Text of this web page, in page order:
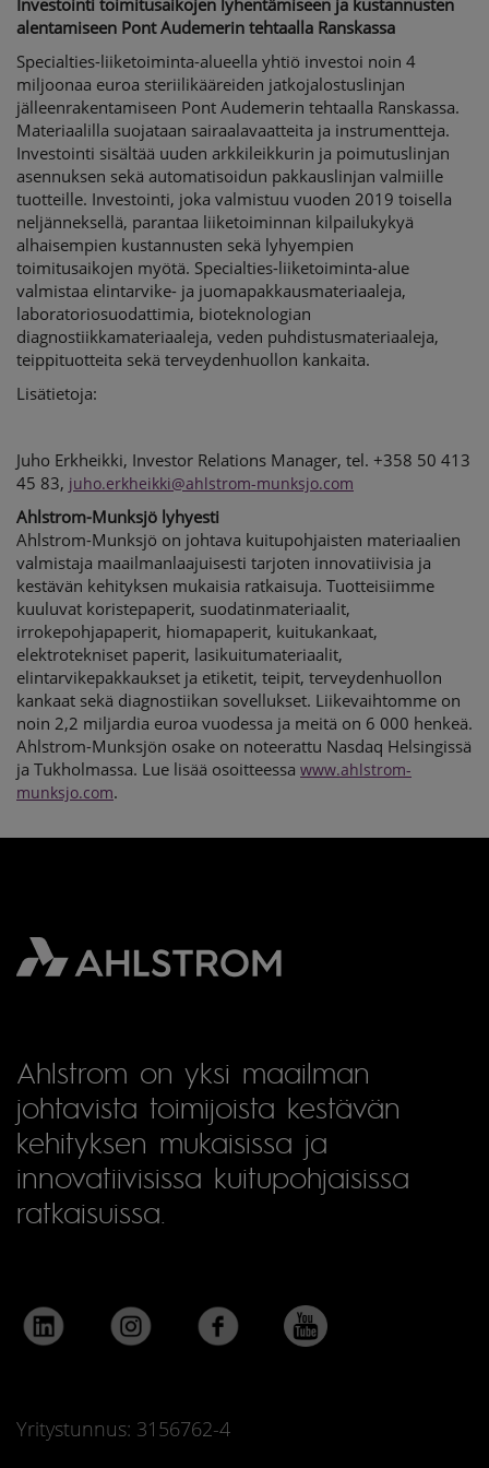
Investointi toimitusaikojen lyhentämiseen ja kustannusten
alentamiseen Pont Audemerin tehtaalla Ranskassa
Specialties-liiketoiminta-alueella yhtiö investoi noin 4
miljoonaa euroa steriilikääreiden jatkojalostuslinjan
jälleenrakentamiseen Pont Audemerin tehtaalla Ranskassa.
Materiaalilla suojataan sairaalavaatteita ja instrumentteja.
Investointi sisältää uuden arkkileikkurin ja poimutuslinjan
asennuksen sekä automatisoidun pakkauslinjan valmiille
tuotteille. Investointi, joka valmistuu vuoden 2019 toisella
neljänneksellä, parantaa liiketoiminnan kilpailukykyä
alhaisempien kustannusten sekä lyhyempien
toimitusaikojen myötä. Specialties-liiketoiminta-alue
valmistaa elintarvike- ja juomapakkausmateriaaleja,
laboratoriosuodattimia, bioteknologian
diagnostiikkamateriaaleja, veden puhdistusmateriaaleja,
teippituotteita sekä terveydenhuollon kankaita.
Lisätietoja:
Juho Erkheikki, Investor Relations Manager, tel. +358 50 413
45 83, juho.erkheikki@ahlstrom-munksjo.com
Ahlstrom-Munksjö lyhyesti
Ahlstrom-Munksjö on johtava kuitupohjaisten materiaalien
valmistaja maailmanlaajuisesti tarjoten innovatiivisia ja
kestävän kehityksen mukaisia ratkaisuja. Tuotteisiimme
kuuluvat koristepaperit, suodatinmateriaalit,
irrokepohjapaperit, hiomapaperit, kuitukankaat,
elektrotekniset paperit, lasikuitumateriaalit,
elintarvikepakkaukset ja etiketit, teipit, terveydenhuollon
kankaat sekä diagnostiikan sovellukset. Liikevaihtomme on
noin 2,2 miljardia euroa vuodessa ja meitä on 6 000 henkeä.
Ahlstrom-Munksjön osake on noteerattu Nasdaq Helsingissä
ja Tukholmassa. Lue lisää osoitteessa www.ahlstrom-
munksjo.com.
Ahlstrom on yksi maailman
johtavista toimijoista kestävän
kehityksen mukaisissa ja
innovatiivisissa kuitupohjaisissa
ratkaisuissa.
Yritystunnus: 3156762-4